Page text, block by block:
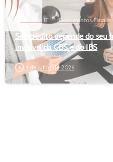
Decision IT Documentos Fiscais
Seu crédito depende do seu
invisível da CBS e do IBS
1 de julho de 2026